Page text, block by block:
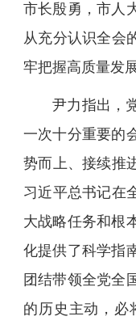
市长殷勇，市人
从充分认识全会
牢把握高质量发
尹力指出，
一次十分重要的
势而上、接续推
习近平总书记在
大战略任务和根
化提供了科学指
团结带领全党全
的历史主动，必